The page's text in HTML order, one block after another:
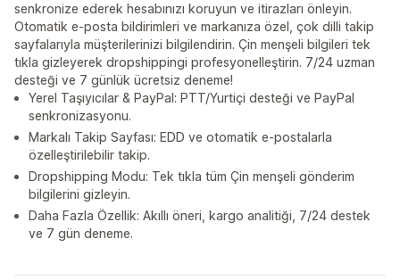
senkronize ederek hesabınızı koruyun ve itirazları önleyin.
Otomatik e-posta bildirimleri ve markanıza özel, çok dilli takip
sayfalarıyla müşterilerinizi bilgilendirin. Çin menşeli bilgileri tek
tıkla gizleyerek dropshippingi profesyonelleştirin. 7/24 uzman
desteği ve 7 günlük ücretsiz deneme!
Yerel Taşıyıcılar & PayPal: PTT/Yurtiçi desteği ve PayPal
senkronizasyonu.
Markalı Takip Sayfası: EDD ve otomatik e-postalarla
özelleştirilebilir takip.
Dropshipping Modu: Tek tıkla tüm Çin menşeli gönderim
bilgilerini gizleyin.
Daha Fazla Özellik: Akıllı öneri, kargo analitiği, 7/24 destek
ve 7 gün deneme.